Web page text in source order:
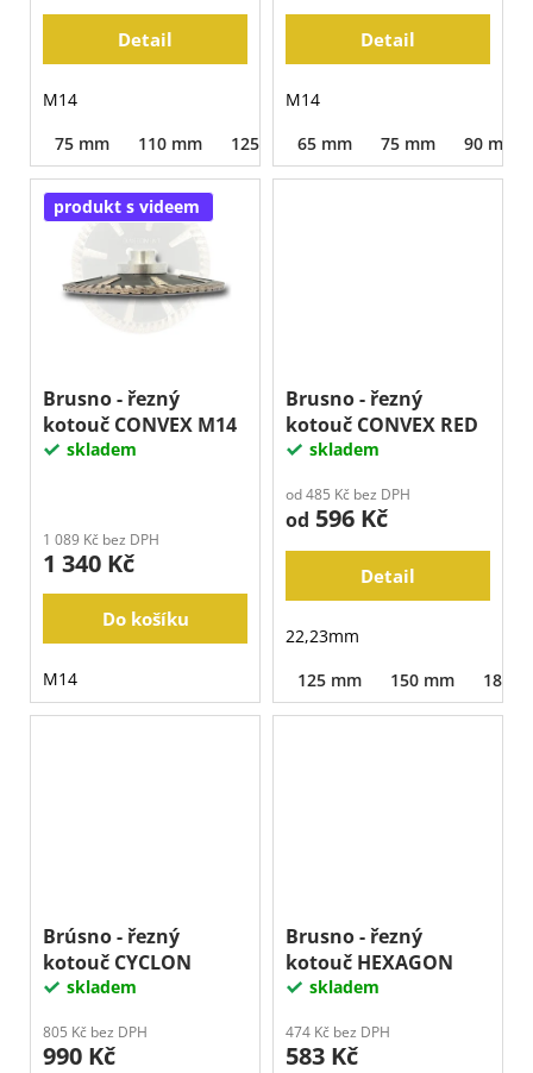
Detail
M14
75 mm
110 mm 125 mm 150 mm 180 mm
Detail
M14
65 mm
75 mm 90 mm
produkt s videem
Brusno - řezný
kotouč CONVEX M14
skladem
1 089 Kč bez DPH
1 340 Kč
Do košíku
M14
Brusno - řezný
kotouč CONVEX RED
skladem
od 485 Kč bez DPH
od 596 Kč
Detail
22,23mm
125 mm
150 mm 180
Brúsno - řezný
kotouč CYCLON
skladem
805 Kč bez DPH
990 Kč
Brusno - řezný
kotouč HEXAGON
skladem
474 Kč bez DPH
583 Kč